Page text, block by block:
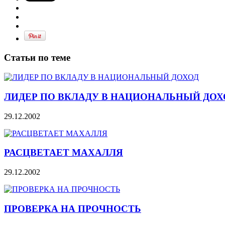
Статьи по теме
ЛИДЕР ПО ВКЛАДУ В НАЦИОНАЛЬНЫЙ
29.12.2002
РАСЦВЕТАЕТ МАХАЛЛЯ
29.12.2002
ПРОВЕРКА НА ПРОЧНОСТЬ